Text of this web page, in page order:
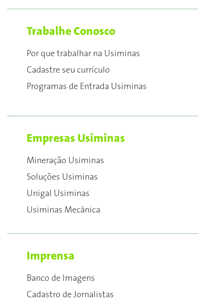
Trabalhe Conosco
Por que trabalhar na Usiminas
Cadastre seu currículo
Programas de Entrada Usiminas
Empresas Usiminas
Mineração Usiminas
Soluções Usiminas
Unigal Usiminas
Usiminas Mecânica
Imprensa
Banco de Imagens
Cadastro de Jornalistas